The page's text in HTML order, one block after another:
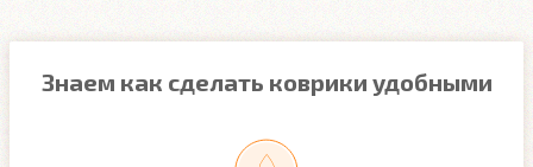
Знаем как сделать коврики удобными